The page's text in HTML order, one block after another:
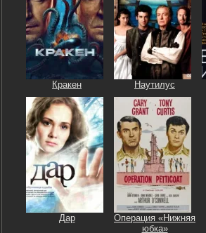
Кракен Наутилус
Дар
Операция «Нижняя
юбка»